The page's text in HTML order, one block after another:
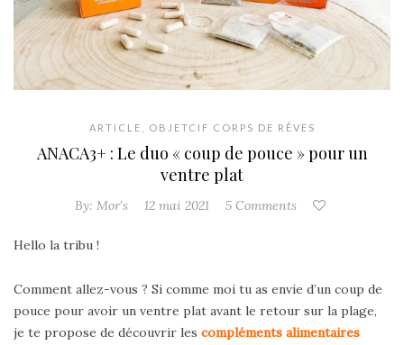
ARTICLE OBJETCIF CORPS DE RÊVES
ANACA3+ : Le duo « coup de pouce » pour un
ventre plat
By: Mor's 12 mai 2021 5 Comments
Hello la tribu !
Comment allez-vous ? Si comme moi tu as envie d’un coup de
pouce pour avoir un ventre plat avant le retour sur la plage,
je te propose de découvrir les compléments alimentaires